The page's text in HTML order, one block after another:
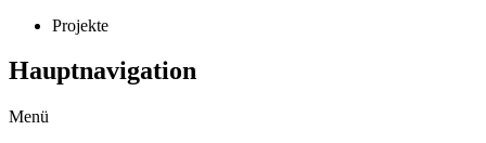
Projekte
Hauptnavigation
Menü